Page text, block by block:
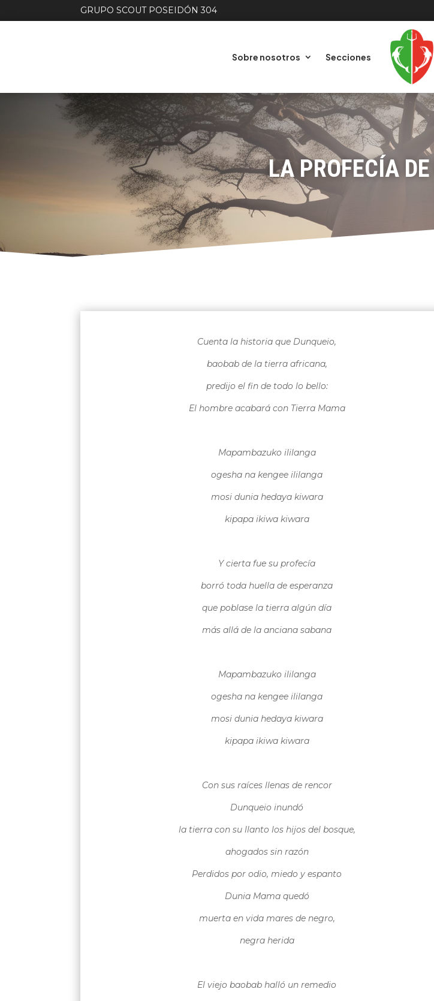
GRUPO SCOUT POSEIDÓN 304
Sobre nosotros Secciones
LA PROFECÍA
Cuenta la historia que Dunqueio,
baobab de la tierra africana,
predijo el fin de todo lo bello:
El hombre acabará con Tierra Mama
Mapambazuko ililanga
ogesha na kengee ililanga
mosi dunia hedaya kiwara
kipapa ikiwa kiwara
Y cierta fue su profecía
borró toda huella de esperanza
que poblase la tierra algún día
más allá de la anciana sabana
Mapambazuko ililanga
ogesha na kengee ililanga
mosi dunia hedaya kiwara
kipapa ikiwa kiwara
Con sus raíces llenas de rencor
Dunqueio inundó
la tierra con su llanto los hijos del bosque,
ahogados sin razón
Perdidos por odio, miedo y espanto
Dunia Mama quedó
muerta en vida mares de negro,
negra herida
El viejo baobab halló un remedio